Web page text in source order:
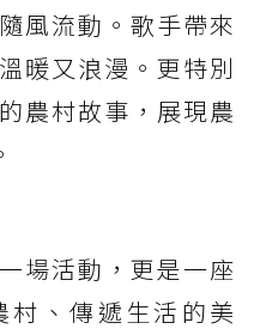
風流動。歌手帶來
暖又浪漫。更特別
農村故事，展現農
場活動，更是一座
、傳遞生活的美